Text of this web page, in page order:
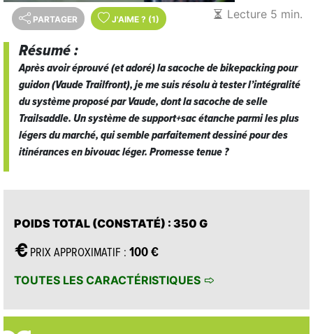
PARTAGER J'AIME ? (1) Lecture 5 min.
Résumé :
Après avoir éprouvé (et adoré) la sacoche de bikepacking pour
guidon (Vaude Trailfront), je me suis résolu à tester l’intégralité
du système proposé par Vaude, dont la sacoche de selle
Trailsaddle. Un système de support+sac étanche parmi les plus
légers du marché, qui semble parfaitement dessiné pour des
itinérances en bivouac léger. Promesse tenue ?
POIDS TOTAL (CONSTATÉ) : 350 G
PRIX APPROXIMATIF : 100 €
TOUTES LES CARACTÉRISTIQUES